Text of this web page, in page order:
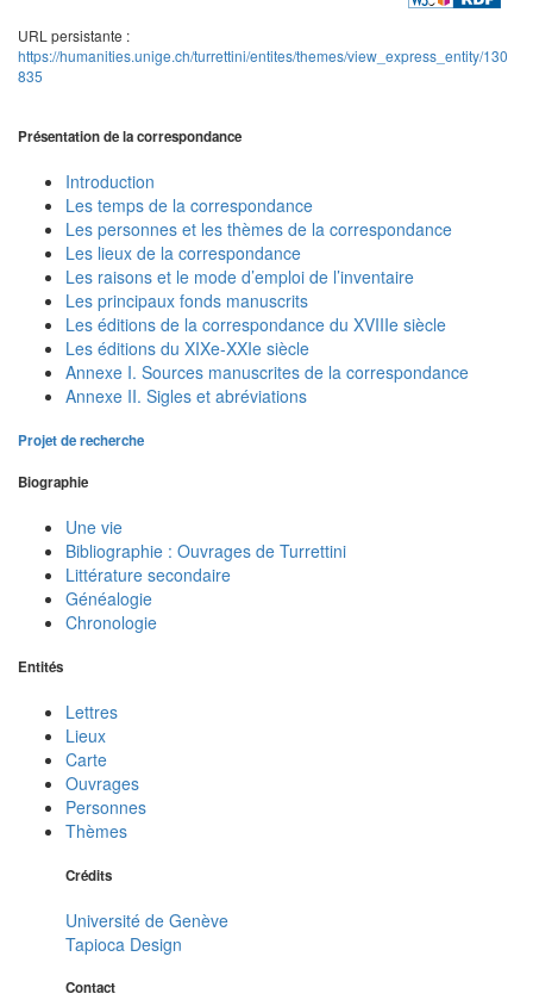
URL persistante :
https://humanities.unige.ch/turrettini/entites/themes/view_express_entity/130
835
Présentation de la correspondance
Introduction
Les temps de la correspondance
Les personnes et les thèmes de la correspondance
Les lieux de la correspondance
Les raisons et le mode d’emploi de l’inventaire
Les principaux fonds manuscrits
Les éditions de la correspondance du XVIIIe siècle
Les éditions du XIXe-XXIe siècle
Annexe I. Sources manuscrites de la correspondance
Annexe II. Sigles et abréviations
Projet de recherche
Biographie
Une vie
Bibliographie : Ouvrages de Turrettini
Littérature secondaire
Généalogie
Chronologie
Entités
Lettres
Lieux
Carte
Ouvrages
Personnes
Thèmes
Crédits
Université de Genève
Tapioca Design
Contact